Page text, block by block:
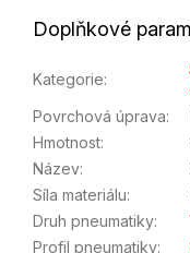
Doplňkové
Kategorie:
Povrchová úprava:
Hmotnost:
Název:
Síla materiálu:
Druh pneumatiky:
Profil pneumatiky: